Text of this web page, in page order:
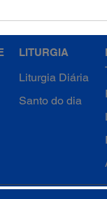
LITURGIA
Liturgia Diária
Santo do dia